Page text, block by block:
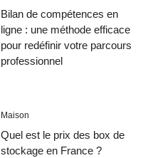
Bilan de compétences en
ligne : une méthode efficace
pour redéfinir votre parcours
professionnel
Maison
Quel est le prix des box de
stockage en France ?